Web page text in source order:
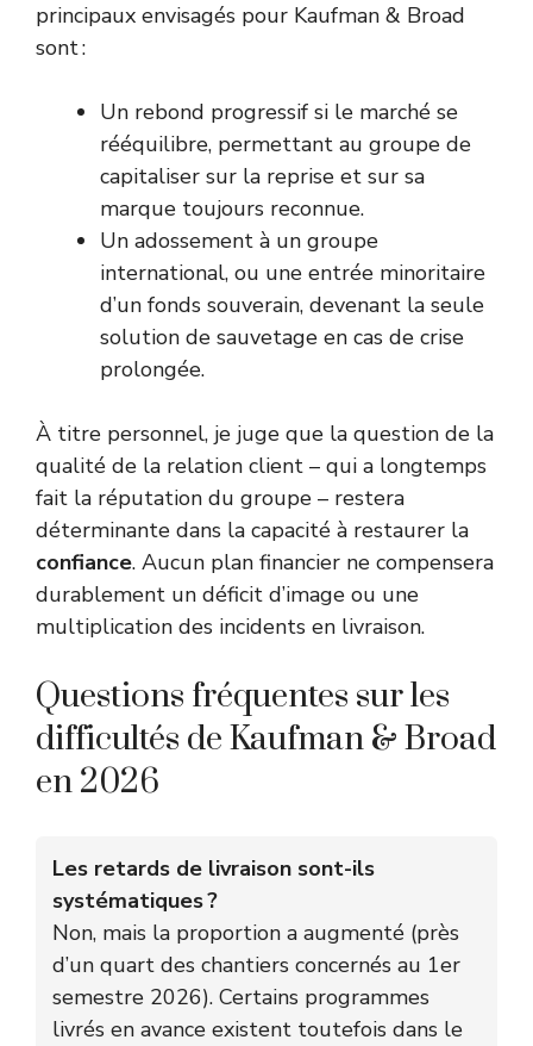
principaux envisagés pour Kaufman & Broad
sont :
Un rebond progressif si le marché se
rééquilibre, permettant au groupe de
capitaliser sur la reprise et sur sa
marque toujours reconnue.
Un adossement à un groupe
international, ou une entrée minoritaire
d’un fonds souverain, devenant la seule
solution de sauvetage en cas de crise
prolongée.
À titre personnel, je juge que la question de la
qualité de la relation client – qui a longtemps
fait la réputation du groupe – restera
déterminante dans la capacité à restaurer la
confiance. Aucun plan financier ne compensera
durablement un déficit d’image ou une
multiplication des incidents en livraison.
Questions fréquentes sur les
difficultés de Kaufman & Broad
en 2026
Les retards de livraison sont-ils
systématiques ?
Non, mais la proportion a augmenté (près
d’un quart des chantiers concernés au 1er
semestre 2026). Certains programmes
livrés en avance existent toutefois dans le